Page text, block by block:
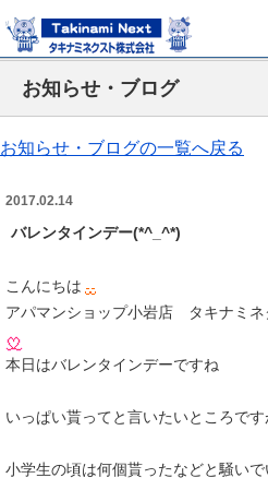
お知らせ・ブログ
お知らせ・ブログの一覧へ戻る
2017.02.14
バレンタインデー(*^_^*)
こんにちは
アパマンショップ小岩店 タキナミ
本日はバレンタインデーですね
いっぱい貰ってと言いたいところで
小学生の頃は何個貰ったなどと騒い